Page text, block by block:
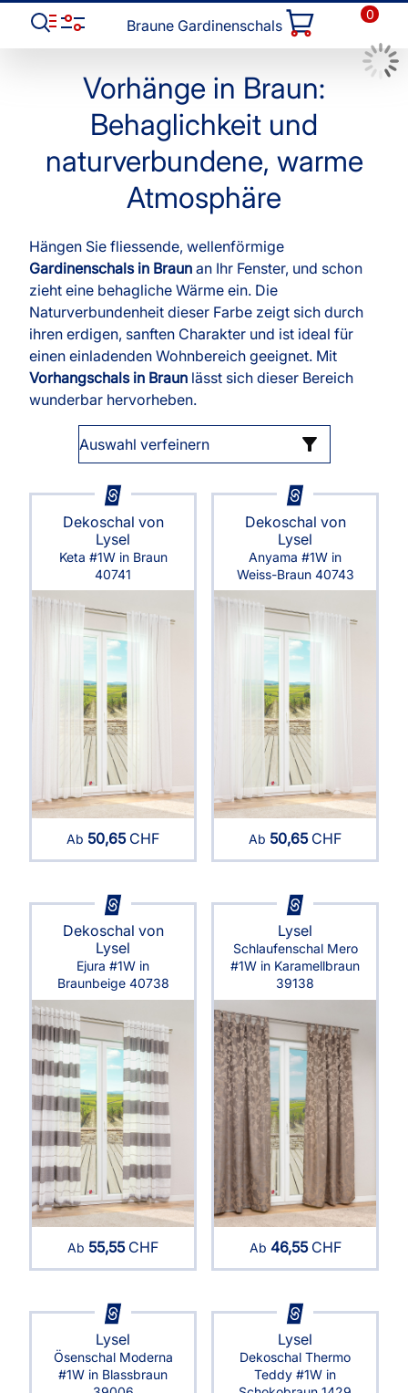
Braune Gardinenschals
0
Vorhänge in Braun:
Behaglichkeit und
naturverbundene, warme
Atmosphäre
Hängen Sie fliessende, wellenförmige
Gardinenschals in Braun an Ihr Fenster, und schon
zieht eine behagliche Wärme ein. Die
Naturverbundenheit dieser Farbe zeigt sich durch
ihren erdigen, sanften Charakter und ist ideal für
einen einladenden Wohnbereich geeignet. Mit
Vorhangschals in Braun lässt sich dieser Bereich
wunderbar hervorheben.
Auswahl verfeinern
Dekoschal von
Lysel
Keta #1W in Braun
40741
Ab 50,65CHF
Dekoschal von
Lysel
Anyama #1W in
Weiss-Braun 40743
Ab 50,65CHF
Dekoschal von
Lysel
Ejura #1W in
Braunbeige 40738
Ab 55,55CHF
Lysel
Schlaufenschal Mero
#1W in Karamellbraun
39138
Ab 46,55CHF
Lysel
Ösenschal Moderna
#1W in Blassbraun
Lysel
Dekoschal Thermo
Teddy #1W in